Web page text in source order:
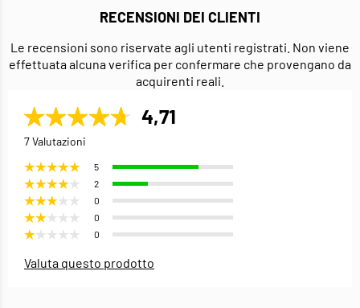
RECENSIONI DEI CLIENTI
Le recensioni sono riservate agli utenti registrati. Non viene
effettuata alcuna verifica per confermare che provengano da
acquirenti reali.
4,71
7 Valutazioni
5
2
0
0
0
Valuta questo prodotto